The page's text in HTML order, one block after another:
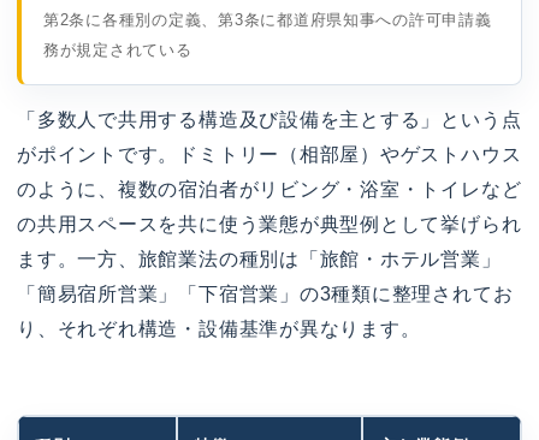
第2条に各種別の定義、第3条に都道府県知事への許可申請義
務が規定されている
「多数人で共用する構造及び設備を主とする」という点
がポイントです。ドミトリー（相部屋）やゲストハウス
のように、複数の宿泊者がリビング・浴室・トイレなど
の共用スペースを共に使う業態が典型例として挙げられ
ます。一方、旅館業法の種別は「旅館・ホテル営業」
「簡易宿所営業」「下宿営業」の3種類に整理されてお
り、それぞれ構造・設備基準が異なります。